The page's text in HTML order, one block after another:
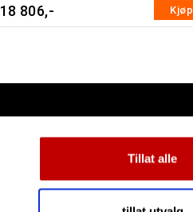
Tillat alle
18 806,- Kjøp